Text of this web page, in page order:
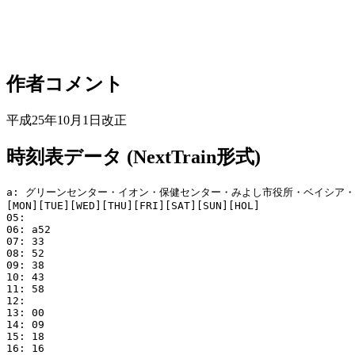
作者コメント
平成25年10月1日改正
時刻表データ (NextTrain形式)
a: グリーンセンター・イオン・保健センター・みよし市役所・ベイシア
[MON][TUE][WED][THU][FRI][SAT][SUN][HOL]
05:
06: a52
07: 33
08: 52
09: 38
10: 43
11: 58
12:
13: 00
14: 09
15: 18
16: 16